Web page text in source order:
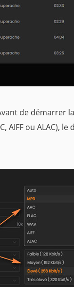
de démarrer
AIFF ou ALAC),